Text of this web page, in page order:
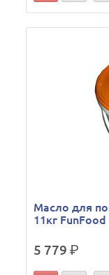
Масло для
11кг FunFood
5 779р.